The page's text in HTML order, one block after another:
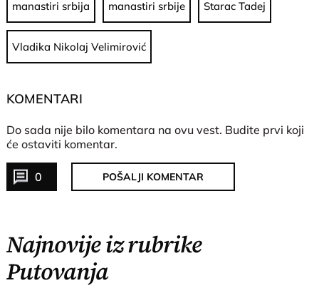
manastiri srbija manastiri srbije Starac Tadej
Vladika Nikolaj Velimirović
KOMENTARI
Do sada nije bilo komentara na ovu vest. Budite prvi koji
će ostaviti komentar.
0 POŠALJI KOMENTAR
Najnovije iz rubrike
Putovanja